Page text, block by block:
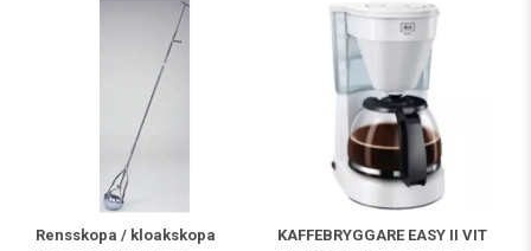
Rensskopa / kloakskopa KAFFEBRYGGARE EASY II VIT